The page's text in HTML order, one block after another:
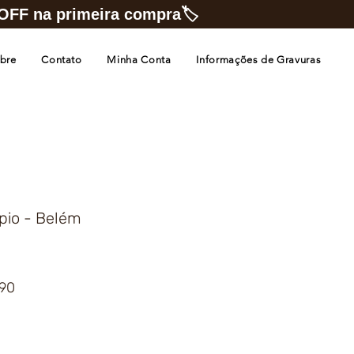
Contato Minha Conta Informações de Gravuras
OFF na primeira compra🏷️
- Belém